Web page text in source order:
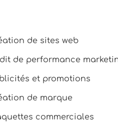
de sites web
de performance
et promotions
de marque
commerciales